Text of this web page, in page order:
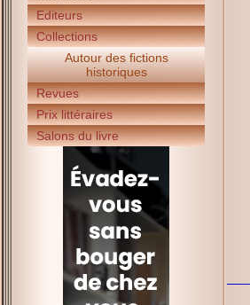
Editeurs
Collections
Autour des fictions
historiques
Revues
Prix littéraires
Salons du livre